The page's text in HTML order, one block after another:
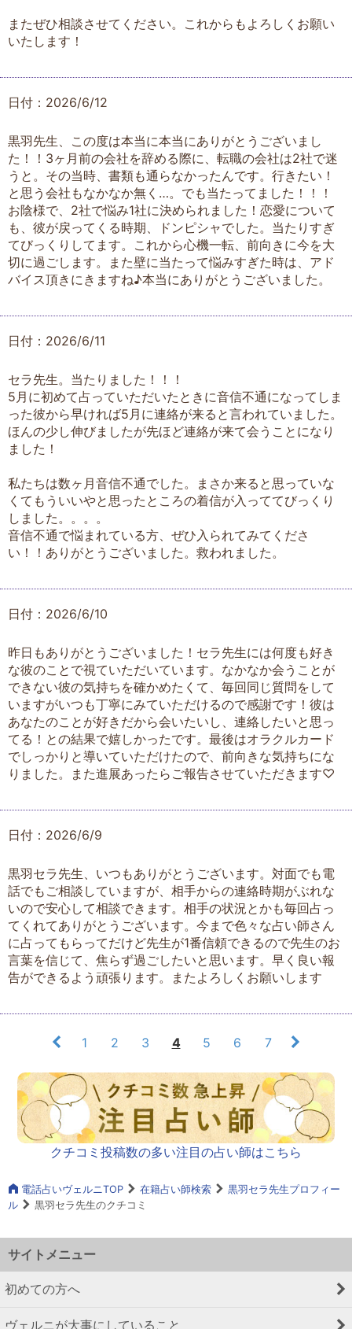
またぜひ相談させてください。これからもよろしくお願い
いたします！
日付：2026/6/12
黒羽先生、この度は本当に本当にありがとうございまし
た！！3ヶ月前の会社を辞める際に、転職の会社は2社で迷
うと。その当時、書類も通らなかったんです。行きたい！
と思う会社もなかなか無く…。でも当たってました！！！
お陰様で、2社で悩み1社に決められました！恋愛について
も、彼が戻ってくる時期、ドンピシャでした。当たりすぎ
てびっくりしてます。これから心機一転、前向きに今を大
切に過ごします。また壁に当たって悩みすぎた時は、アド
バイス頂きにきますね♪本当にありがとうございました。
日付：2026/6/11
セラ先生。当たりました！！！
5月に初めて占っていただいたときに音信不通になってしま
った彼から早ければ5月に連絡が来ると言われていました。
ほんの少し伸びましたが先ほど連絡が来て会うことになり
ました！
私たちは数ヶ月音信不通でした。まさか来ると思っていな
くてもういいやと思ったところの着信が入っててびっくり
しました。。。。
音信不通で悩まれている方、ぜひ入られてみてくださ
い！！ありがとうございました。救われました。
日付：2026/6/10
昨日もありがとうございました！セラ先生には何度も好き
な彼のことで視ていただいています。なかなか会うことが
できない彼の気持ちを確かめたくて、毎回同じ質問をして
いますがいつも丁寧にみていただけるので感謝です！彼は
あなたのことが好きだから会いたいし、連絡したいと思っ
てる！との結果で嬉しかったです。最後はオラクルカード
でしっかりと導いていただけたので、前向きな気持ちにな
りました。また進展あったらご報告させていただきます♡
日付：2026/6/9
黒羽セラ先生、いつもありがとうございます。対面でも電
話でもご相談していますが、相手からの連絡時期がぶれな
いので安心して相談できます。相手の状況とかも毎回占っ
てくれてありがとうございます。今まで色々な占い師さん
に占ってもらってだけど先生が1番信頼できるので先生のお
言葉を信じて、焦らず過ごしたいと思います。早く良い報
告ができるよう頑張ります。またよろしくお願いします
1 2 3 4 5 6 7
クチコミ投稿数の多い注目の占い師はこちら
電話占いヴェルニTOP 在籍占い師検索
黒羽セラ先生プロフィー
ル
黒羽セラ先生のクチコミ
サイトメニュー
初めての方へ
ヴェルニが大事にしていること